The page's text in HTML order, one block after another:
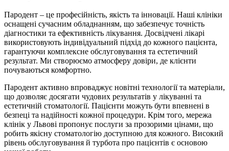
Пародент – це професійність, якість та інновації. Наші клініки
оснащені сучасним обладнанням, що забезпечує точність
діагностики та ефективність лікування. Досвідчені лікарі
використовують індивідуальний підхід до кожного пацієнта,
гарантуючи комплексне обслуговування та естетичний
результат. Ми створюємо атмосферу довіри, де клієнти
почуваються комфортно.
Пародент активно впроваджує новітні технології та матеріали,
що дозволяє досягати чудових результатів у лікуванні та
естетичній стоматології. Пацієнти можуть бути впевнені в
безпеці та надійності кожної процедури. Крім того, мережа
клінік у Львові пропонує послуги за прозорими цінами, що
робить якісну стоматологію доступною для кожного. Високий
рівень обслуговування й турбота про пацієнтів є основою